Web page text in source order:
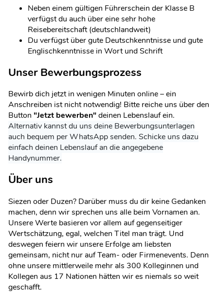
Neben einem gültigen Führerschein der Klasse B
verfügst du auch über eine sehr hohe
Reisebereitschaft (deutschlandweit)
Du verfügst über gute Deutschkenntnisse und gute
Englischkenntnisse in Wort und Schrift
Unser Bewerbungsprozess
Bewirb dich jetzt in wenigen Minuten online – ein
Anschreiben ist nicht notwendig! Bitte reiche uns über den
Button "Jetzt bewerben"deinen Lebenslauf ein.
Alternativ kannst du uns deine Bewerbungsunterlagen
auch bequem per WhatsApp senden. Schicke uns dazu
einfach deinen Lebenslauf an die angegebene
Handynummer.
Über uns
Siezen oder Duzen? Darüber muss du dir keine Gedanken
machen, denn wir sprechen uns alle beim Vornamen an.
Unsere Werte basieren vor allem auf gegenseitiger
Wertschätzung, egal, welchen Titel man trägt. Und
deswegen feiern wir unsere Erfolge am liebsten
gemeinsam, nicht nur auf Team- oder Firmenevents. Denn
ohne unsere mittlerweile mehr als 300 Kolleginnen und
Kollegen aus 17 Nationen hätten wir es niemals so weit
geschafft.